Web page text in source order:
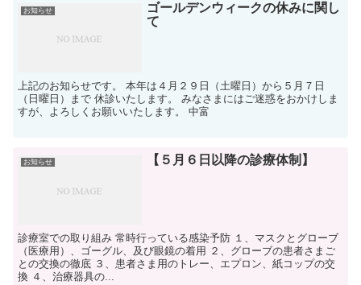
お知らせ
ゴールデンウィークの休みに関し
て
上記のお知らせです。 本年は４月２９日（土曜日）から５月７日
（日曜日）まで 休診いたします。 みなさまにはご迷惑をおかけしま
すが、よろしくお願いいたします。 中富
お知らせ 【５月６日以降の診療体制】
診療室での取り組み 常時行っている感染予防 １、マスクとグローブ
（医療用）、ゴーグル、及び眼鏡の着用 ２、グローブの患者さまご
との交換の徹底 ３、患者さま用のトレー、エプロン、紙コップの交
換 ４、治療器具の...